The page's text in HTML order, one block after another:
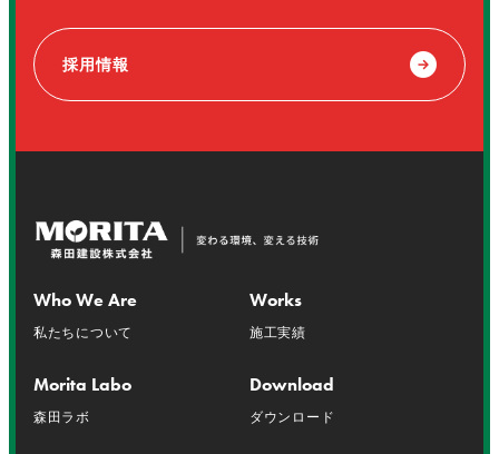
採用情報
Who We Are
私たちについて
Works
施工実績
Morita Labo
森田ラボ
Download
ダウンロード